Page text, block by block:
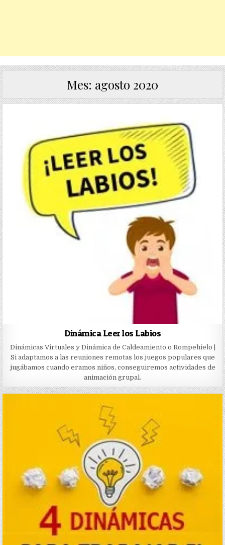
Mes: agosto 2020
Dinámica Leer los Labios
Dinámicas Virtuales y Dinámica de Caldeamiento o Rompehielo |
Si adaptamos a las reuniones remotas los juegos populares que
jugábamos cuando eramos niños, conseguiremos actividades de
animación grupal.